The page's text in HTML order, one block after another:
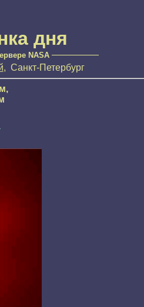
дня
NASA —————
, Санкт-Петербург